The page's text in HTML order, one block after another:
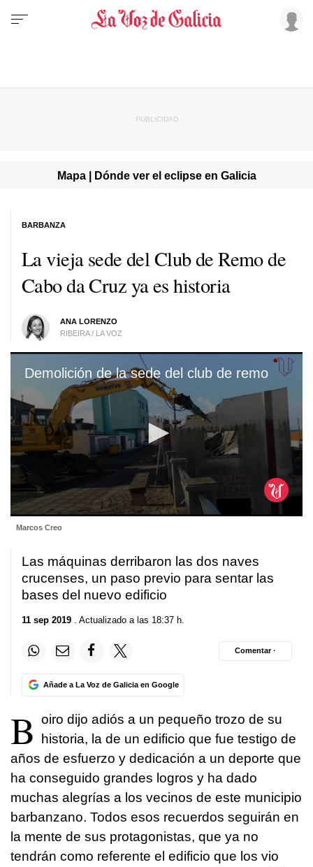
Mapa | Dónde ver el eclipse en Galicia
La vieja sede del Club de Remo de
Cabo da Cruz ya es historia
ANA LORENZO
RIBEIRA / LA VOZ
BARBANZA
Demolición de la sede del club de remo
seconds
seconds
Marcos Creo
Las máquinas derribaron las dos naves
crucenses, un paso previo para sentar las
bases del nuevo edificio
11 sep 2019 . Actualizado a las 18:37 h.
Añade a La Voz de Galicia en Google
Comentar ·
B oiro dijo adiós a un pequeño trozo de su
historia, la de un edificio que fue testigo de
años de esfuerzo y dedicación a un deporte que
ha conseguido grandes logros y ha dado
muchas alegrías a los vecinos de este municipio
barbanzano. Todos esos recuerdos seguirán en
la mente de sus protagonistas, que ya no
tendrán como referente el edificio que los vio